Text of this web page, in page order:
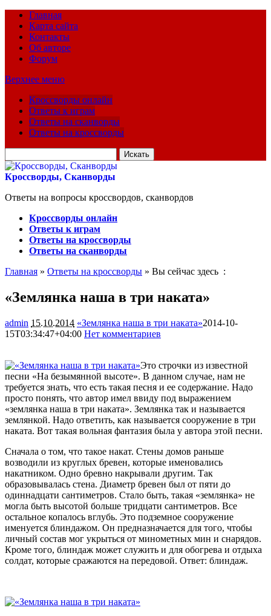
Главная
Карта сайта
Контакты
Об авторе
Форум
Верхнее меню
Кроссворды онлайн
Ответы к играм
Ответы на сканворды
Ответы на кроссворды
для:
Кроссворды, Сканворды
Ответы на вопросы кроссвордов, сканвордов
Кроссворды онлайн
Ответы к играм
Ответы на кроссворды
Ответы на сканворды
Главная » Ответы на кроссворды » Вы сейчас здесь :
«Землянка наша в три наката»
admin 15.10.2014 «Землянка наша в три наката»2014-10-
15T03:34:47+04:00 Нет комментариев
Это строчки из известной
песни «На безымянной высоте». В данном случае, нам не
требуется знать, что есть такая песня и ее содержание. Надо
просто понять, что автор имел ввиду под выражением
«землянка наша в три наката». Землянка так и называется
землянкой. Надо ответить, как называется сооружение в три
наката. Вот такая вольная фантазия была у автора этой песни.
Сначала о том, что такое накат. Стены домов раньше
возводили из круглых бревен, которые именовались
накатником. Одно бревно накрывали другим. Так
образовывалась стена. Диаметр бревен был от пяти до
одиннадцати сантиметров. Стало быть, такая «землянка» не
могла быть высотой больше тридцати сантиметров. Все
остальное копалось вглубь. Это подземное сооружение
именуется блиндажом. Он предназначается для того, чтобы
личный состав мог укрыться от минометных мин и снарядов.
Кроме того, блиндаж может служить и для обогрева и отдыха
солдат, которые сражаются на передовой. Ответ: блиндаж.